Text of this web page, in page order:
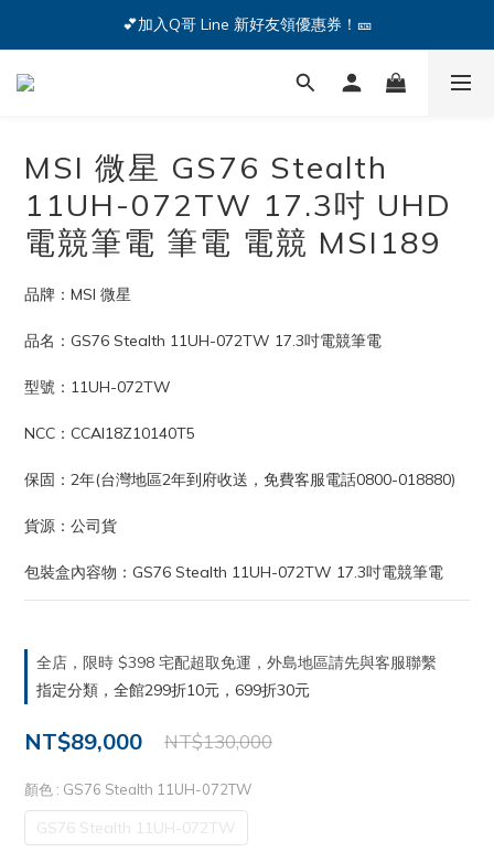
🔥iPhone 17 全系列熱銷中🔥點我購買 — !
💕加入Q哥 Line 新好友領優惠券！🎫
🔥iPhone 17 全系列熱銷中🔥點我購買 — !
MSI 微星 GS76 Stealth
11UH-072TW 17.3吋 UHD
電競筆電 筆電 電競 MSI189
品牌：MSI 微星
品名：GS76 Stealth 11UH-072TW 17.3吋電競筆電
型號：11UH-072TW
NCC：CCAI18Z10140T5
保固：2年(台灣地區2年到府收送，免費客服電話0800-018880)
貨源：公司貨
包裝盒內容物：GS76 Stealth 11UH-072TW 17.3吋電競筆電
全店，限時 $398 宅配超取免運，外島地區請先與客服聯繫
指定分類，全館299折10元，699折30元
NT$89,000 NT$130,000
顏色 : GS76 Stealth 11UH-072TW
GS76 Stealth 11UH-072TW